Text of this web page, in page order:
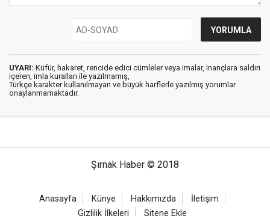
UYARI: Küfür, hakaret, rencide edici cümleler veya imalar, inançlara saldırı
içeren, imla kuralları ile yazılmamış,
Türkçe karakter kullanılmayan ve büyük harflerle yazılmış yorumlar
onaylanmamaktadır.
Şırnak Haber © 2018
Anasayfa Künye Hakkımızda
İletişim
Gizlilik İlkeleri
Sitene Ekle